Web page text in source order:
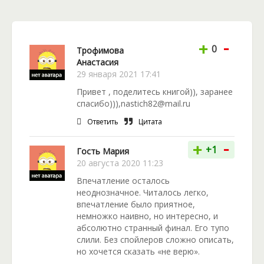
увидели в Агате некое божество. Они просят у него
благодати, да еще носят всяческие подношения.
Это ли не сказка? Действительно, всё было просто
великолепно, но ровно до той поры, пока на это
болото не явился один ревизор. Караул,
Некромант прибыл!
Трофимова
Анастасия
29 января 2021 17:41
+ 0 -
Привет , поделитесь книгой)), заранее
спасибо))),nastich82@mail.ru
Ответить Цитата
Гость Мария
20 августа 2020 11:23
+ +1 -
Впечатление осталось
неоднозначное. Читалось легко,
впечатление было приятное,
немножко наивно, но интересно, и
абсолютно странный финал. Его тупо
слили. Без спойлеров сложно описать,
но хочется сказать «не верю».